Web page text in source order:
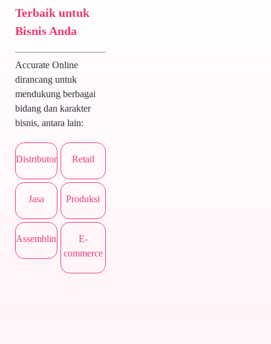
Terbaik untuk
Bisnis Anda
Accurate Online
dirancang untuk
mendukung berbagai
bidang dan karakter
bisnis, antara lain:
Distributor Retail
Jasa Produksi
Assembling
E-
commerce